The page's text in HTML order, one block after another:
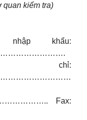
quan kiểm tra)
khẩu:
Fax: